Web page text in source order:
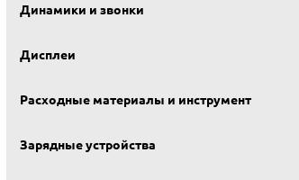
Динамики и звонки
Дисплеи
Расходные материалы и инструмент
Зарядные устройства